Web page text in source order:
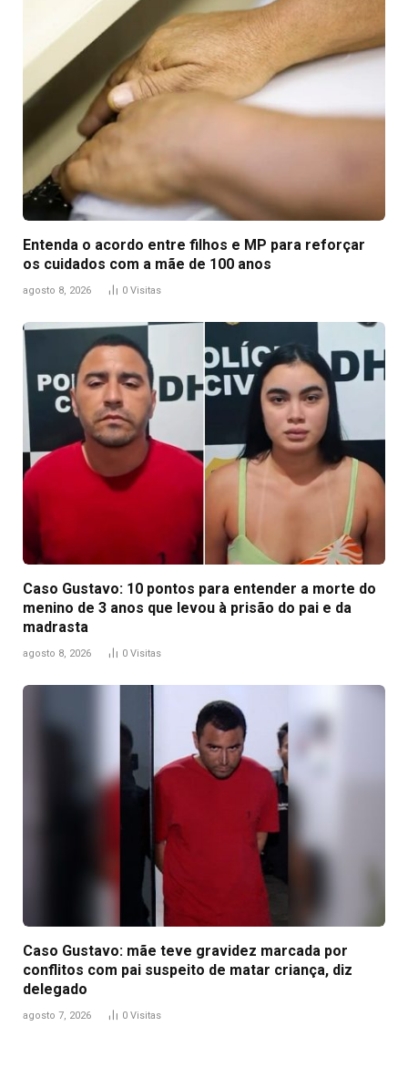
Entenda o acordo entre filhos e MP para reforçar
os cuidados com a mãe de 100 anos
agosto 8, 2026 0 Visitas
Caso Gustavo: 10 pontos para entender a morte do
menino de 3 anos que levou à prisão do pai e da
madrasta
agosto 8, 2026 0 Visitas
Caso Gustavo: mãe teve gravidez marcada por
conflitos com pai suspeito de matar criança, diz
delegado
agosto 7, 2026 0 Visitas